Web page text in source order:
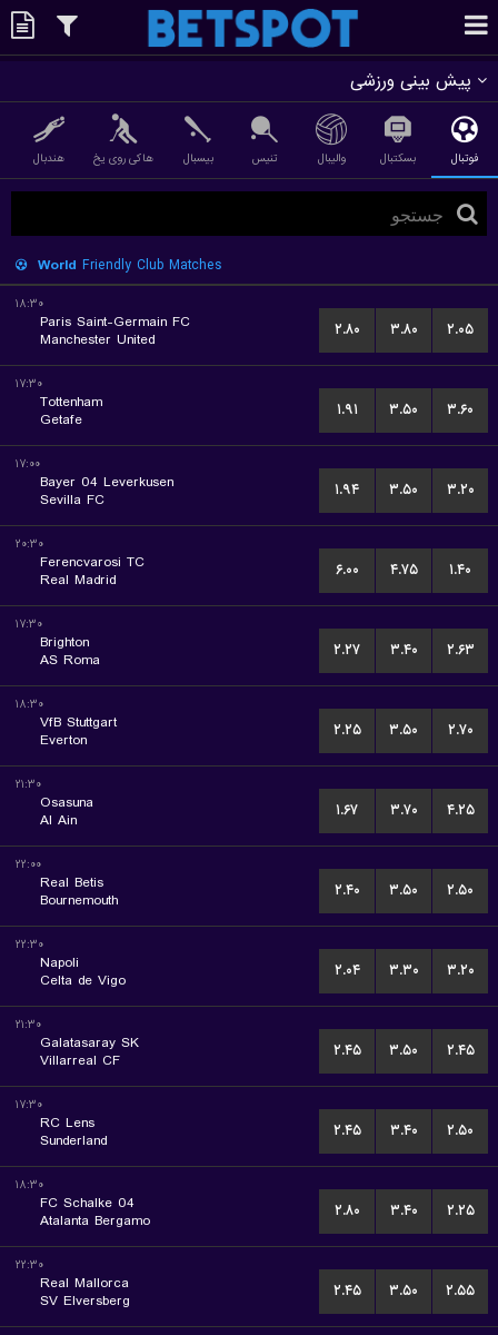
پیش بینی ورزشی
فوتبال بسکتبال والیبال تنیس بیسبال هاکی روی یخ هندبال
World Friendly Club Matches
۱۸:۳۰
Paris Saint-Germain FC
Manchester United
۲.۸۰ ۳.۸۰ ۲.۰۵
۱۷:۳۰
Tottenham
Getafe
۱.۹۱ ۳.۵۰ ۳.۶۰
۱۷:۰۰
Bayer 04 Leverkusen
Sevilla FC
۱.۹۴ ۳.۵۰ ۳.۲۰
۲۰:۳۰
Ferencvarosi TC
Real Madrid
۶.۰۰ ۴.۷۵ ۱.۴۰
۱۷:۳۰
Brighton
AS Roma
۲.۲۷ ۳.۴۰ ۲.۶۳
۱۸:۳۰
VfB Stuttgart
Everton
۲.۲۵ ۳.۵۰ ۲.۷۰
۲۱:۳۰
Osasuna
Al Ain
۱.۶۷ ۳.۷۰ ۴.۲۵
۲۲:۰۰
Real Betis
Bournemouth
۲.۴۰ ۳.۵۰ ۲.۵۰
۲۲:۳۰
Napoli
Celta de Vigo
۲.۰۴ ۳.۳۰ ۳.۲۰
۲۱:۳۰
Galatasaray SK
Villarreal CF
۲.۴۵ ۳.۵۰ ۲.۴۵
۱۷:۳۰
RC Lens
Sunderland
۲.۴۵ ۳.۴۰ ۲.۵۰
۱۸:۳۰
FC Schalke 04
Atalanta Bergamo
۲.۸۰ ۳.۴۰ ۲.۲۵
۲۲:۳۰
Real Mallorca
SV Elversberg
۲.۴۵ ۳.۵۰ ۲.۵۵